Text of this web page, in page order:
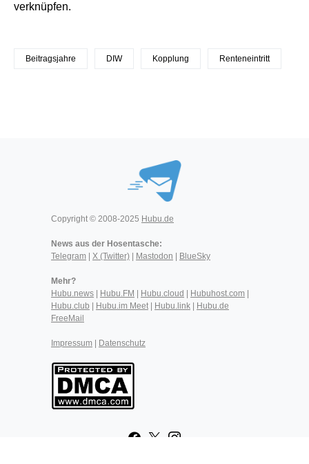
verknüpfen.
Beitragsjahre DIW Kopplung Renteneintritt
Copyright © 2008-2025 Hubu.de
News aus der Hosentasche:
Telegram
X (Twitter) Mastodon BlueSky
Mehr?
Hubu.news
Hubu.FM Hubu.cloud Hubuhost.com
Hubu.club
Hubu.im Meet| Hubu.link
Hubu.de
FreeMail
Impressum Datenschutz